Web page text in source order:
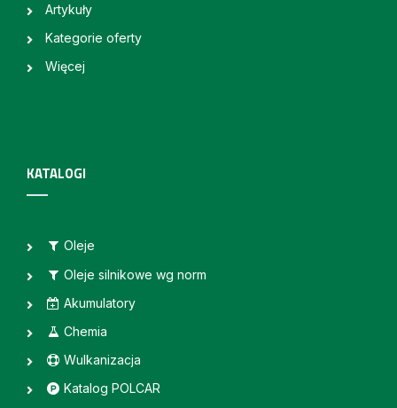
Artykuły
Kategorie oferty
Więcej
KATALOGI
Oleje
Oleje silnikowe wg norm
Akumulatory
Chemia
Wulkanizacja
Katalog POLCAR